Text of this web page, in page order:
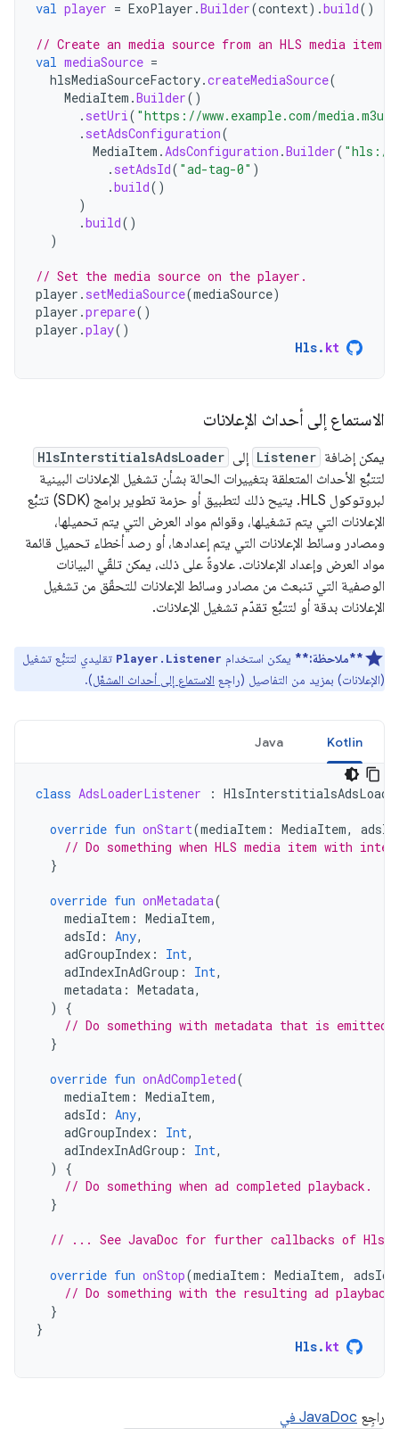
val player = ExoPlayer .Builder(context).build()
// Create an media source from an HLS media item
val mediaSource =
hlsMediaSourceFactory.createMediaSource(
MediaItem .Builder()
. setUri( "https://www.example.com/media.m3u8"
. setAdsConfiguration(
MediaItem .AdsConfiguration .Builder( "hls://
. setAdsId( "ad-tag-0" )
.build()
)
.build()
)
// Set the media source on the player.
player . setMediaSource(mediaSource)
player .prepare()
player .play()
Hls. kt
الاستماع إلى أحداث الإعلانات
يمكن إضافة Listener إلى HlsInterstitialsAdsLoader
لتتبُّع الأحداث المتعلقة بتغييرات الحالة بشأن تشغيل الإعلانات البينية
لبروتوكول HLS. يتيح ذلك لتطبيق أو حزمة تطوير برامج (SDK) تتبُّع
الإعلانات التي يتم تشغيلها، وقوائم مواد العرض التي يتم تحميلها،
ومصادر وسائط الإعلانات التي يتم إعدادها، أو رصد أخطاء تحميل قائمة
مواد العرض وإعداد الإعلانات. علاوةً على ذلك، يمكن تلقّي البيانات
الوصفية التي تنبعث من مصادر وسائط الإعلانات للتحقّق من تشغيل
الإعلانات بدقة أو لتتبُّع تقدّم تشغيل الإعلانات.
**ملاحظة:** يمكن استخدام Player.Listener تقليدي لتتبُّع تشغيل
(الإعلانات) بمزيد من التفاصيل (راجِع الاستماع إلى أحداث المشغّل).
Kotlin
Java
class AdsLoaderListener :
override fun onStart(mediaItem : MediaItem, adsId
// Do something when HLS media item with
}
override fun onMetadata(
mediaItem : MediaItem,
adsId : Any,
adGroupIndex : Int,
adIndexInAdGroup : Int,
metadata : Metadata,
)
{
// Do something with metadata that is emitted
}
override fun onAdCompleted(
mediaItem : MediaItem,
adsId : Any,
adGroupIndex : Int,
adIndexInAdGroup : Int,
)
{
// Do something when ad completed playback.
}
// ... See JavaDoc for further callbacks of
override fun onStop(mediaItem : MediaItem, adsId
// Do something with the resulting ad playback
}
}
Hls. kt
راجِع JavaDoc في